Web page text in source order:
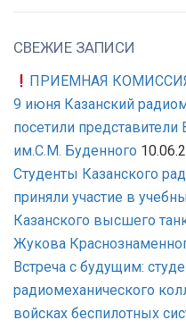
СВЕЖИЕ ЗАПИСИ
ПРИЕМНАЯ
9 июня Казанский
посетили
им.С.М. Буденного
Студенты Казанского
приняли участие в
Казанского высшего
Жукова
Встреча с будущим:
радиомеханического
войсках беспилотных